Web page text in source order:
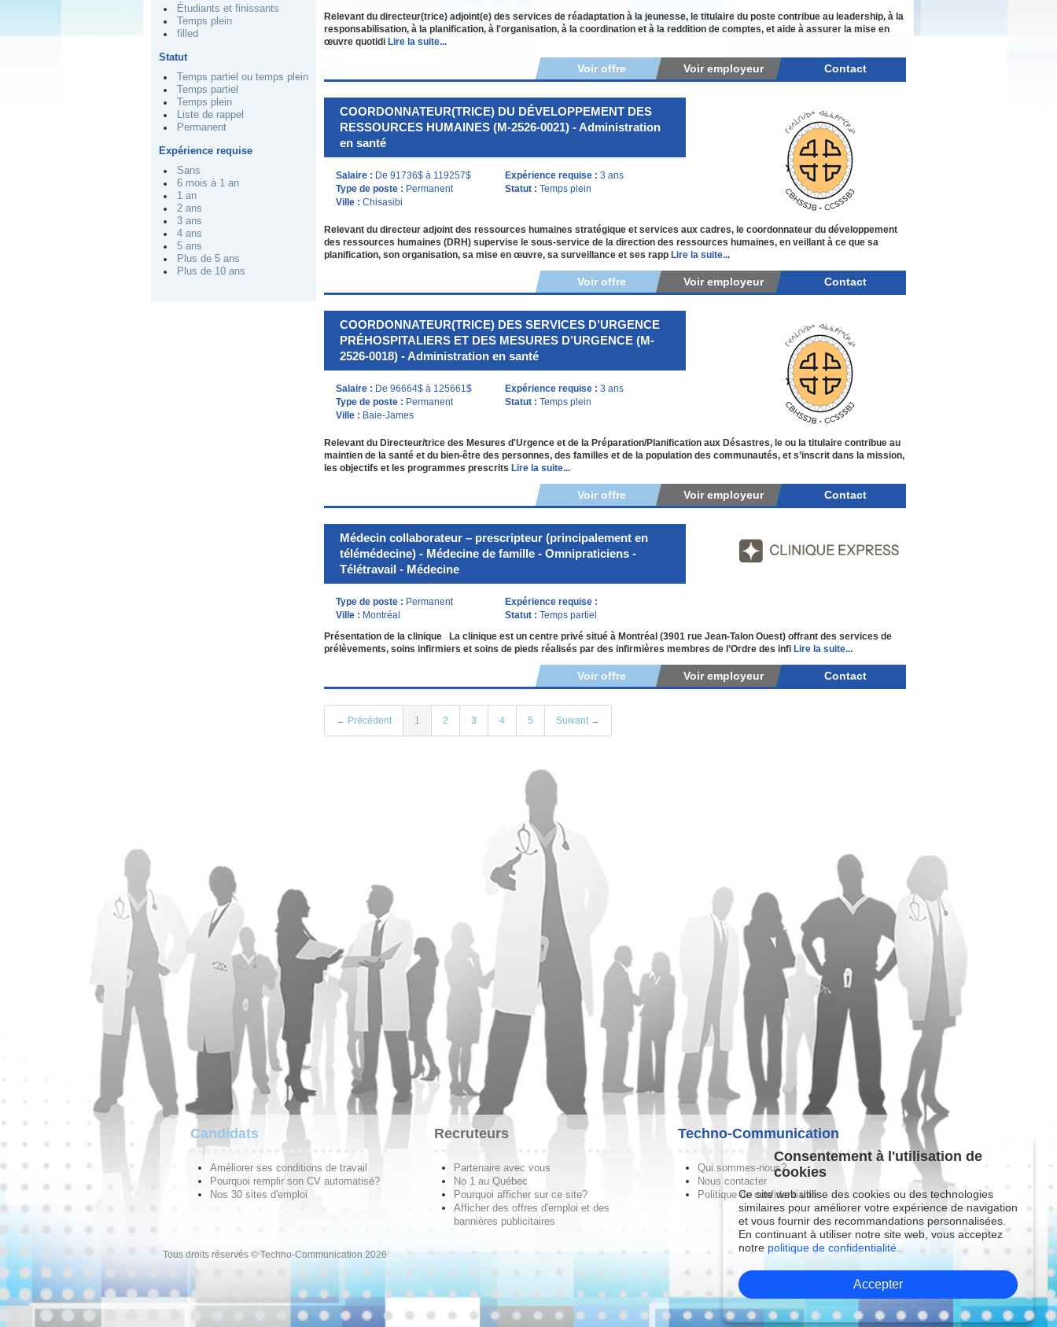
Étudiants et finissants
Temps plein
filled
Statut
Temps partiel ou temps plein
Temps partiel
Temps plein
Liste de rappel
Permanent
Expérience requise
Sans
6 mois à 1 an
1 an
2 ans
3 ans
4 ans
5 ans
Plus de 5 ans
Plus de 10 ans
Relevant du directeur(trice) adjoint(e) des services de réadaptation à la jeunesse, le titulaire du poste contribue au leadership, à la
responsabilisation, à la planification, à l'organisation, à la coordination et à la reddition de comptes, et aide à assurer la mise en
œuvre quotidi Lire la suite...
Voir offre Voir employeur Contact
COORDONNATEUR(TRICE) DU DÉVELOPPEMENT DES
RESSOURCES HUMAINES (M-2526-0021) - Administration
en santé
Salaire : De 91736$ à 119257$
Type de poste : Permanent
Ville : Chisasibi
Expérience requise : 3 ans
Statut : Temps plein
Relevant du directeur adjoint des ressources humaines stratégique et services aux cadres, le coordonnateur du développement
des ressources humaines (DRH) supervise le sous-service de la direction des ressources humaines, en veillant à ce que sa
planification, son organisation, sa mise en œuvre, sa surveillance et ses rapp Lire la suite...
Voir offre Voir employeur Contact
COORDONNATEUR(TRICE) DES SERVICES D’URGENCE
PRÉHOSPITALIERS ET DES MESURES D’URGENCE (M-
2526-0018) - Administration en santé
Salaire : De 96664$ à 125661$
Type de poste : Permanent
Ville : Baie-James
Expérience requise : 3 ans
Statut : Temps plein
Relevant du Directeur/trice des Mesures d'Urgence et de la Préparation/Planification aux Désastres, le ou la titulaire contribue au
maintien de la santé et du bien-être des personnes, des familles et de la population des communautés, et s’inscrit dans la mission,
les objectifs et les programmes prescrits Lire la suite...
Voir offre Voir employeur Contact
Médecin collaborateur – prescripteur (principalement en
télémédecine) - Médecine de famille - Omnipraticiens -
Télétravail - Médecine
Type de poste : Permanent
Ville : Montréal
Expérience requise :
Statut : Temps partiel
Présentation de la clinique La clinique est un centre privé situé à Montréal (3901 rue Jean-Talon Ouest) offrant des services de
prélèvements, soins infirmiers et soins de pieds réalisés par des infirmières membres de l’Ordre des infi Lire la suite...
Voir offre Voir employeur Contact
← Précédent 1 2 3 4 5 Suivant →
Candidats
Améliorer ses conditions de travail
Pourquoi remplir son CV automatisé?
Nos 30 sites d'emploi
Recruteurs
Partenaire avec vous
No 1 au Québec
Pourquoi afficher sur ce site?
Afficher des offres d'emploi et des
bannières publicitaires
Techno-Communication
Qui sommes-nous?
Nous contacter
Politique de confidentialité
Tous droits réservés © Techno-Communication 2026
Consentement à l'utilisation de
cookies
Ce site web utilise des cookies ou des technologies
similaires pour améliorer votre expérience de navigation
et vous fournir des recommandations personnalisées.
En continuant à utiliser notre site web, vous acceptez
notre politique de confidentialité.
Accepter